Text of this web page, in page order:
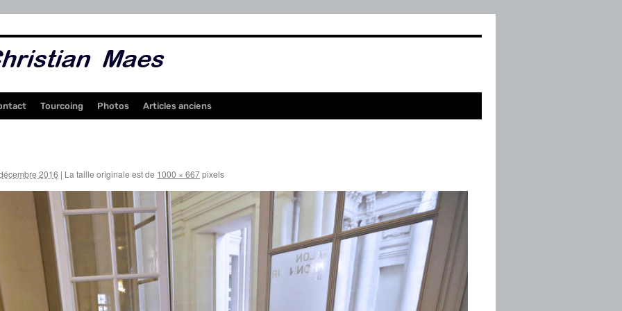
Tourcoing Photos Articles anciens
2016 | La taille originale est de 1000 × 667pixels